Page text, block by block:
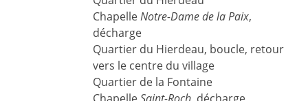
ChapelleNotre-Dame de la Paix,
décharge
Quartier du Hierdeau, boucle, retour
vers le centre du village
Quartier de la Fontaine